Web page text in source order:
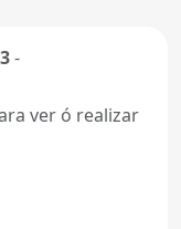
-
ver ó realizar